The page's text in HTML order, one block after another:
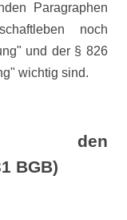
Paragraphen
noch
und der § 826
wichtig sind.
den
BGB)